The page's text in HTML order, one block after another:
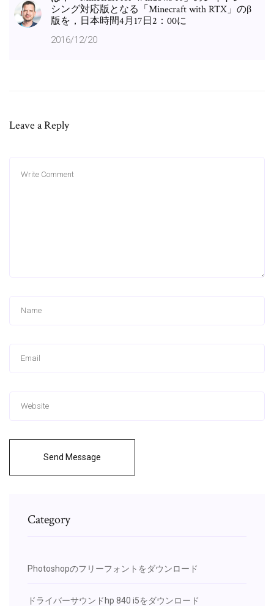
シング対応版となる「Minecraft with RTX」のβ
版を，日本時間4月17日2：00に
2016/12/20
Leave a Reply
Send Message
Category
Photoshopのフリーフォントをダウンロード
ドライバーサウンドhp 840 i5をダウンロード